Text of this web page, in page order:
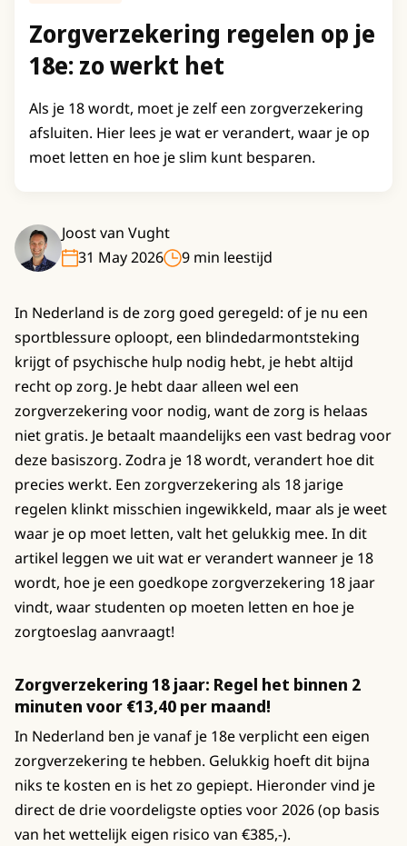
Zorgverzekering regelen op je
18e: zo werkt het
Als je 18 wordt, moet je zelf een zorgverzekering
afsluiten. Hier lees je wat er verandert, waar je op
moet letten en hoe je slim kunt besparen.
Joost van Vught
31 May 2026
9 min leestijd
In Nederland is de zorg goed geregeld: of je nu een
sportblessure oploopt, een blindedarmontsteking
krijgt of psychische hulp nodig hebt, je hebt altijd
recht op zorg. Je hebt daar alleen wel een
zorgverzekering voor nodig, want de zorg is helaas
niet gratis. Je betaalt maandelijks een vast bedrag voor
deze basiszorg. Zodra je 18 wordt, verandert hoe dit
precies werkt. Een zorgverzekering als 18 jarige
regelen klinkt misschien ingewikkeld, maar als je weet
waar je op moet letten, valt het gelukkig mee. In dit
artikel leggen we uit wat er verandert wanneer je 18
wordt, hoe je een goedkope zorgverzekering 18 jaar
vindt, waar studenten op moeten letten en hoe je
zorgtoeslag aanvraagt!
Zorgverzekering 18 jaar: Regel het binnen 2
minuten voor €13,40 per maand!
In Nederland ben je vanaf je 18e verplicht een eigen
zorgverzekering te hebben. Gelukkig hoeft dit bijna
niks te kosten en is het zo gepiept. Hieronder vind je
direct de drie voordeligste opties voor 2026 (op basis
van het wettelijk eigen risico van €385,-).